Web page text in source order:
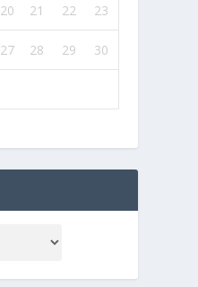
20 21 22 23
27 28 29 30